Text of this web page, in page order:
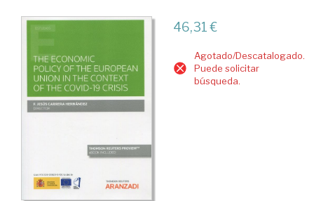
46,31 €
Agotado/Descatalogado.
Puede solicitar
búsqueda.